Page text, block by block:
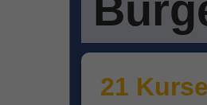
21 Kurse